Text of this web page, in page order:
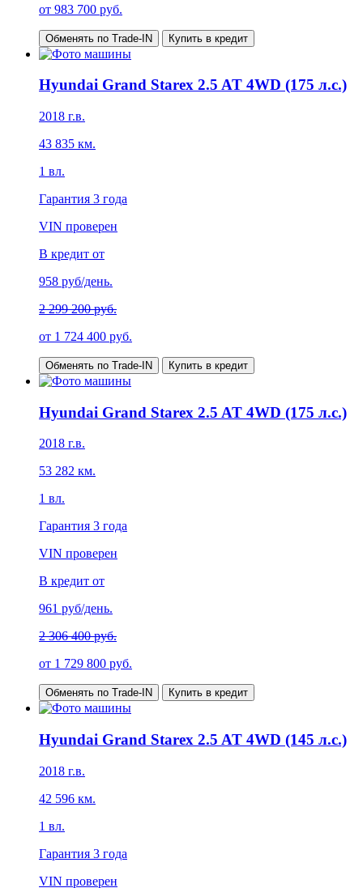
от 983 700 руб.
Обменять по Trade-IN Купить в кредит
Hyundai Grand Starex 2.5 AT 4WD (175 л.с.)
2018 г.в.
43 835 км.
1 вл.
Гарантия 3 года
VIN проверен
В кредит от
958 руб/день.
2 299 200 руб.
от 1 724 400 руб.
Обменять по Trade-IN Купить в кредит
Hyundai Grand Starex 2.5 AT 4WD (175 л.с.)
2018 г.в.
53 282 км.
1 вл.
Гарантия 3 года
VIN проверен
В кредит от
961 руб/день.
2 306 400 руб.
от 1 729 800 руб.
Обменять по Trade-IN Купить в кредит
Hyundai Grand Starex 2.5 AT 4WD (145 л.с.)
2018 г.в.
42 596 км.
1 вл.
Гарантия 3 года
VIN проверен